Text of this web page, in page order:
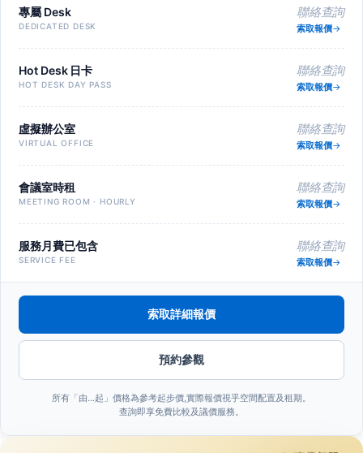
專屬 Desk
DEDICATED DESK
聯絡查詢
索取報價
Hot Desk 日卡
HOT DESK DAY PASS
聯絡查詢
索取報價
虛擬辦公室
VIRTUAL OFFICE
聯絡查詢
索取報價
會議室時租
MEETING ROOM · HOURLY
聯絡查詢
索取報價
服務月費已包含
SERVICE FEE
聯絡查詢
索取報價
索取詳細報價
預約參觀
所有「由…起」價格為參考起步價,實際報價視乎空間配置及租期。
查詢即享免費比較及議價服務。